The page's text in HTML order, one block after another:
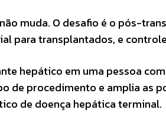
muda. O desafio é o pós-
para transplantados, e
hepático em uma pessoa
de procedimento e amplia as
de doença hepática terminal.